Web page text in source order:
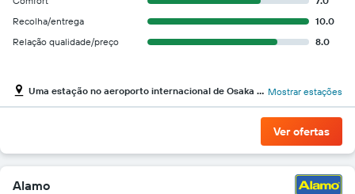
Recolha/entrega
10.0
Relação qualidade/preço
8.0
Uma estação no aeroporto internacional de Osaka Kansai Mostrar estações
Ver ofertas
Alamo